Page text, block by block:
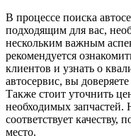
В процессе поиска
подходящим для вас,
нескольким важным
рекомендуется
клиентов и узнать о
автосервис, вы
Также стоит уточнить
необходимых запчастей.
соответствует
место.